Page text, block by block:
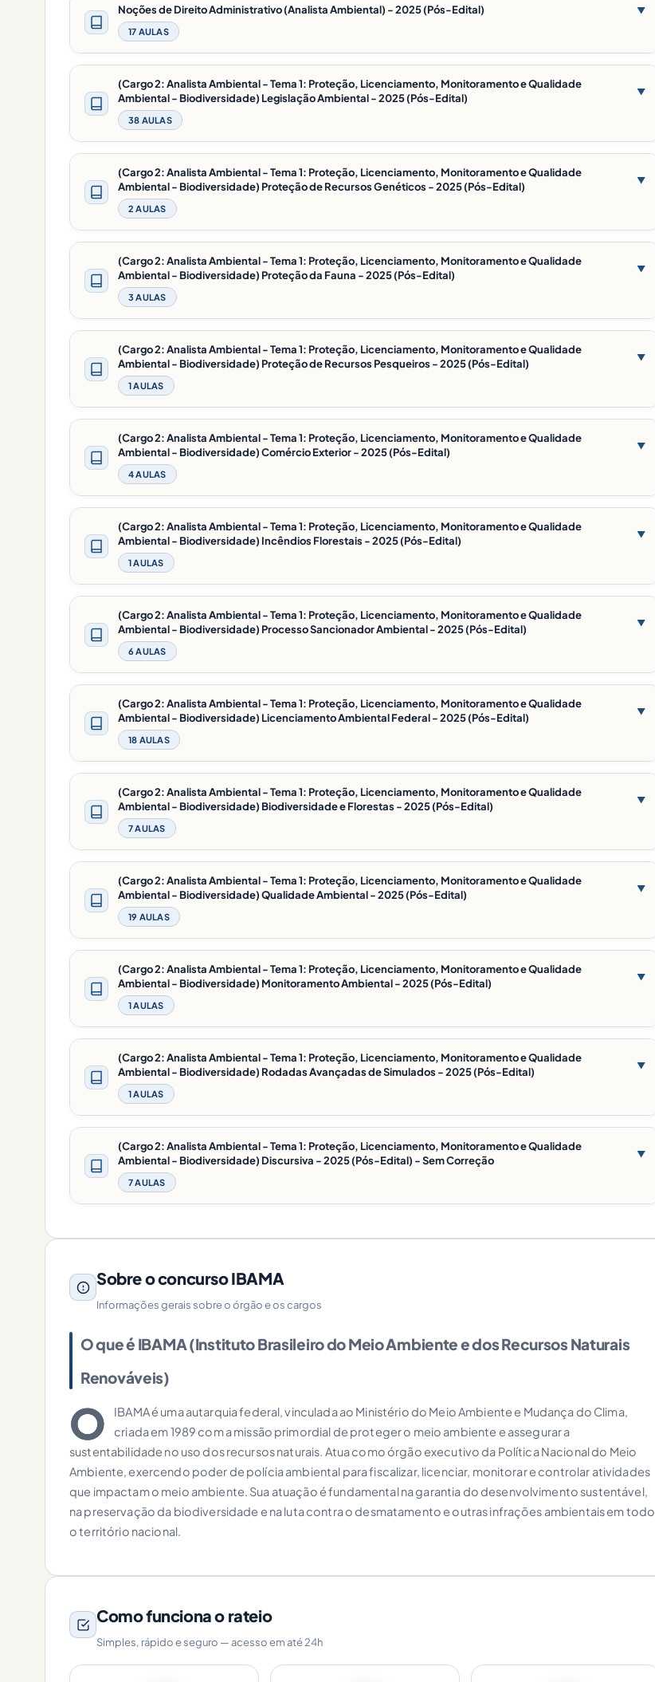
Noções de Direito Administrativo (Analista Ambiental) - 2025 (Pós-Edital)
17 AULAS
▼
(Cargo 2: Analista Ambiental - Tema 1: Proteção, Licenciamento, Monitoramento e Qualidade
Ambiental - Biodiversidade) Legislação Ambiental - 2025 (Pós-Edital)
38 AULAS
▼
(Cargo 2: Analista Ambiental - Tema 1: Proteção, Licenciamento, Monitoramento e Qualidade
Ambiental - Biodiversidade) Proteção de Recursos Genéticos - 2025 (Pós-Edital)
2 AULAS
▼
(Cargo 2: Analista Ambiental - Tema 1: Proteção, Licenciamento, Monitoramento e Qualidade
Ambiental - Biodiversidade) Proteção da Fauna - 2025 (Pós-Edital)
3 AULAS
▼
(Cargo 2: Analista Ambiental - Tema 1: Proteção, Licenciamento, Monitoramento e Qualidade
Ambiental - Biodiversidade) Proteção de Recursos Pesqueiros - 2025 (Pós-Edital)
1 AULAS
▼
(Cargo 2: Analista Ambiental - Tema 1: Proteção, Licenciamento, Monitoramento e Qualidade
Ambiental - Biodiversidade) Comércio Exterior - 2025 (Pós-Edital)
4 AULAS
▼
(Cargo 2: Analista Ambiental - Tema 1: Proteção, Licenciamento, Monitoramento e Qualidade
Ambiental - Biodiversidade) Incêndios Florestais - 2025 (Pós-Edital)
1 AULAS
▼
(Cargo 2: Analista Ambiental - Tema 1: Proteção, Licenciamento, Monitoramento e Qualidade
Ambiental - Biodiversidade) Processo Sancionador Ambiental - 2025 (Pós-Edital)
6 AULAS
▼
(Cargo 2: Analista Ambiental - Tema 1: Proteção, Licenciamento, Monitoramento e Qualidade
Ambiental - Biodiversidade) Licenciamento Ambiental Federal - 2025 (Pós-Edital)
18 AULAS
▼
(Cargo 2: Analista Ambiental - Tema 1: Proteção, Licenciamento, Monitoramento e Qualidade
Ambiental - Biodiversidade) Biodiversidade e Florestas - 2025 (Pós-Edital)
7 AULAS
▼
(Cargo 2: Analista Ambiental - Tema 1: Proteção, Licenciamento, Monitoramento e Qualidade
Ambiental - Biodiversidade) Qualidade Ambiental - 2025 (Pós-Edital)
19 AULAS
▼
(Cargo 2: Analista Ambiental - Tema 1: Proteção, Licenciamento, Monitoramento e Qualidade
Ambiental - Biodiversidade) Monitoramento Ambiental - 2025 (Pós-Edital)
1 AULAS
▼
(Cargo 2: Analista Ambiental - Tema 1: Proteção, Licenciamento, Monitoramento e Qualidade
Ambiental - Biodiversidade) Rodadas Avançadas de Simulados - 2025 (Pós-Edital)
1 AULAS
▼
(Cargo 2: Analista Ambiental - Tema 1: Proteção, Licenciamento, Monitoramento e Qualidade
Ambiental - Biodiversidade) Discursiva - 2025 (Pós-Edital) - Sem Correção
7 AULAS
▼
Sobre o concurso IBAMA
Informações gerais sobre o órgão e os cargos
O que é IBAMA (Instituto Brasileiro do Meio Ambiente e dos Recursos Naturais
Renováveis)
O
IBAMA é uma autarquia federal, vinculada ao Ministério do Meio Ambiente e Mudança do Clima,
criada em 1989 com a missão primordial de proteger o meio ambiente e assegurar a
sustentabilidade no uso dos recursos naturais. Atua como órgão executivo da Política Nacional do Meio
Ambiente, exercendo poder de polícia ambiental para fiscalizar, licenciar, monitorar e controlar atividades
que impactam o meio ambiente. Sua atuação é fundamental na garantia do desenvolvimento sustentável,
na preservação da biodiversidade e na luta contra o desmatamento e outras infrações ambientais em todo
o território nacional.
Como funciona o rateio
Simples, rápido e seguro — acesso em até 24h